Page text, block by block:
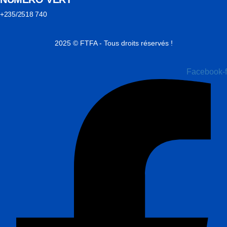
+235/2518 740
2025 © FTFA - Tous droits réservés !
Facebook-f